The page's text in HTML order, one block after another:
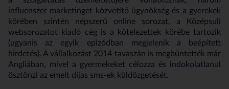
influenszer marketinget közvetítő ügynökség és a gyerekek
körében szintén népszerű online sorozat, a Középsuli
websorozatot kiadó cég is a kötelezettek körébe tartozik
(ugyanis az egyik epizódban megjelenik a beépített
hirdetés). A vállalkozást 2014 tavaszán is megbüntették már
Angliában, mivel a gyermekeket célozza és indokolatlanul
ösztönzi az emelt díjas sms-ek küldözgetését.